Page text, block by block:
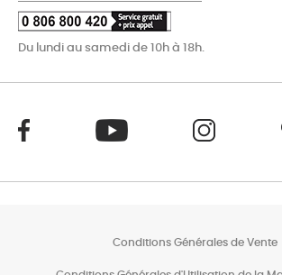
Du lundi au samedi de 10h à 18h.
Conditions Générales de Vente